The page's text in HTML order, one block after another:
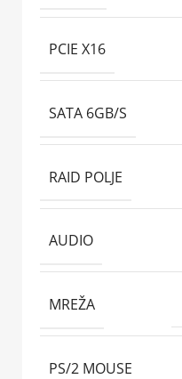
PCIE X16
SATA 6GB/S
RAID POLJE
AUDIO
MREŽA
PS/2 MOUSE